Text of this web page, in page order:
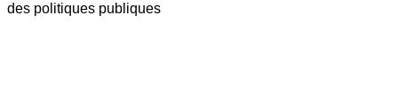
des politiques publiques